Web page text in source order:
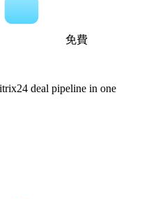
免費
deal pipeline in one